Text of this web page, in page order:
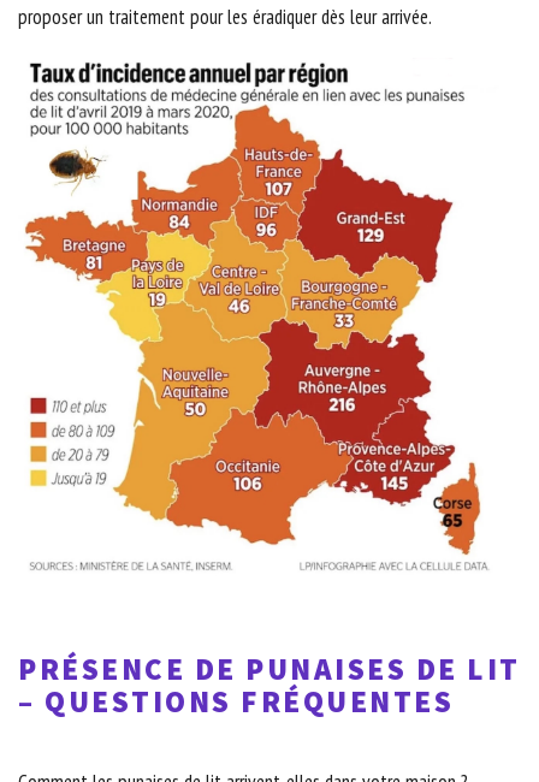
proposer un traitement pour les éradiquer dès leur arrivée.
PRÉSENCE DE PUNAISES DE LIT
– QUESTIONS FRÉQUENTES